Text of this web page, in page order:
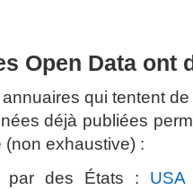
Open Data ont
qui tentent
déjà publiées
(non exhaustive) :
par des États : USA